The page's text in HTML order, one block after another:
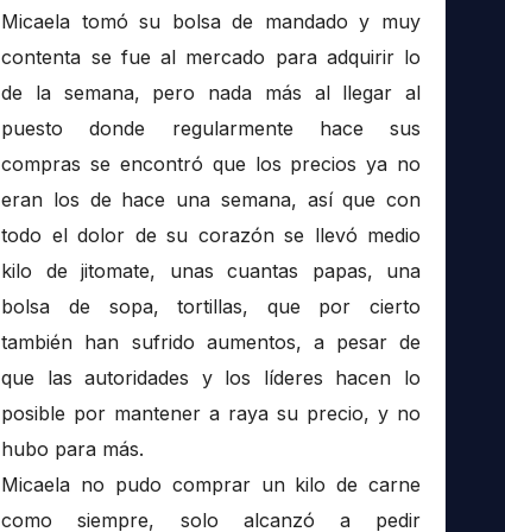
Micaela tomó su bolsa de mandado y muy
contenta se fue al mercado para adquirir lo
de la semana, pero nada más al llegar al
puesto donde regularmente hace sus
compras se encontró que los precios ya no
eran los de hace una semana, así que con
todo el dolor de su corazón se llevó medio
kilo de jitomate, unas cuantas papas, una
bolsa de sopa, tortillas, que por cierto
también han sufrido aumentos, a pesar de
que las autoridades y los líderes hacen lo
posible por mantener a raya su precio, y no
hubo para más.
Micaela no pudo comprar un kilo de carne
como siempre, solo alcanzó a pedir